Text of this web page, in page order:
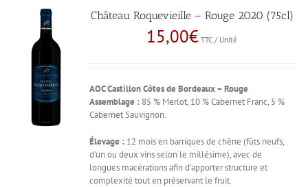
Château Roquevieille – Rouge 2020 (75cl)
15,00€ TTC / Unité
AOC Castillon Côtes de Bordeaux – Rouge
Assemblage : 85 % Merlot, 10 % Cabernet Franc, 5 %
Cabernet Sauvignon.
Élevage : 12 mois en barriques de chêne (fûts neufs,
d'un ou deux vins selon le millésime), avec de
longues macérations afin d'apporter structure et
complexité tout en préservant le fruit.